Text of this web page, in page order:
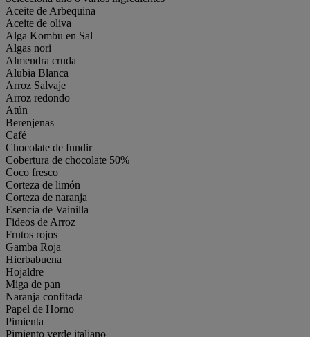
Aceite de Arbequina
Aceite de oliva
Alga Kombu en Sal
Algas nori
Almendra cruda
Alubia Blanca
Arroz Salvaje
Arroz redondo
Atún
Berenjenas
Café
Chocolate de fundir
Cobertura de chocolate 50%
Coco fresco
Corteza de limón
Corteza de naranja
Esencia de Vainilla
Fideos de Arroz
Frutos rojos
Gamba Roja
Hierbabuena
Hojaldre
Miga de pan
Naranja confitada
Papel de Horno
Pimienta
Pimiento verde italiano